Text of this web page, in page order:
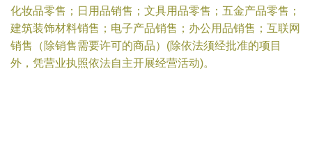
化妆品零售；日用品销售；文具用品零售；五金产品零售；
建筑装饰材料销售；电子产品销售；办公用品销售；互联网
销售（除销售需要许可的商品）(除依法须经批准的项目
外，凭营业执照依法自主开展经营活动)。